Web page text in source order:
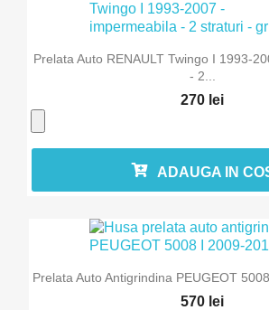
Prelata Auto RENAULT Twingo I 1993-
- 2...
270 lei
ADAUGA IN
Prelata Auto Antigrindina PEUGEOT
570 lei